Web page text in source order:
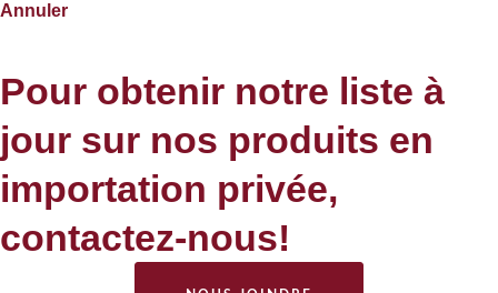
Annuler
Pour obtenir notre liste à
jour sur nos produits en
importation privée,
contactez-nous!